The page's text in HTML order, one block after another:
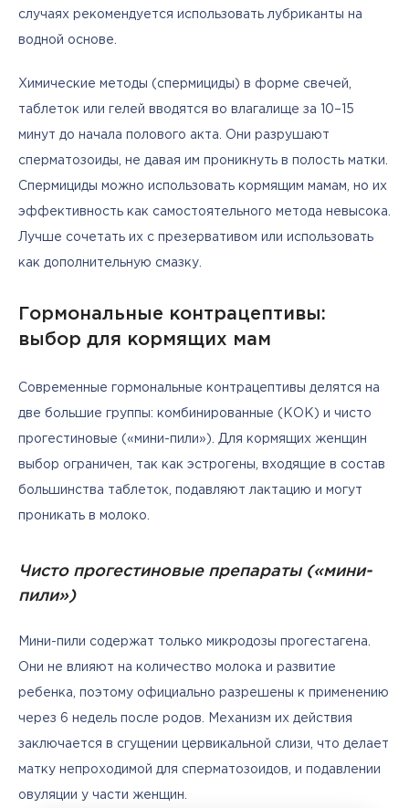
случаях рекомендуется использовать лубриканты на
водной основе.
Химические методы (спермициды) в форме свечей,
таблеток или гелей вводятся во влагалище за 10–15
минут до начала полового акта. Они разрушают
сперматозоиды, не давая им проникнуть в полость матки.
Спермициды можно использовать кормящим мамам, но их
эффективность как самостоятельного метода невысока.
Лучше сочетать их с презервативом или использовать
как дополнительную смазку.
Гормональные контрацептивы:
выбор для кормящих мам
Современные гормональные контрацептивы делятся на
две большие группы: комбинированные (КОК) и чисто
прогестиновые («мини-пили»). Для кормящих женщин
выбор ограничен, так как эстрогены, входящие в состав
большинства таблеток, подавляют лактацию и могут
проникать в молоко.
Чисто прогестиновые препараты («мини-
пили»)
Мини-пили содержат только микродозы прогестагена.
Они не влияют на количество молока и развитие
ребенка, поэтому официально разрешены к применению
через 6 недель после родов. Механизм их действия
заключается в сгущении цервикальной слизи, что делает
матку непроходимой для сперматозоидов, и подавлении
овуляции у части женщин.